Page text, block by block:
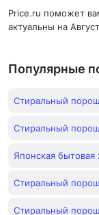
Price.ru поможет
актуальны на
Популярные
Стиральный
Стиральный
Японская бытовая
Стиральный
Стиральный